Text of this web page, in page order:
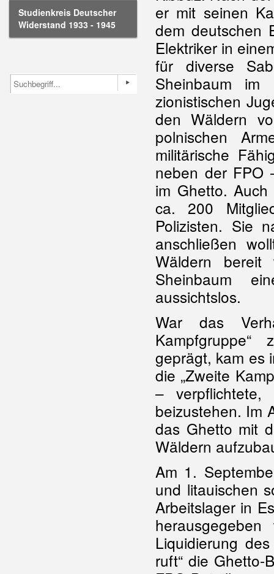
Studienkreis Deutscher
Widerstand 1933 - 1945
er mit seinen
dem deutschen
Elektriker in
für diverse
Sheinbaum
zionistischen
den Wäldern
polnischen
militärische
neben der FPO
im Ghetto. Auch
ca. 200
Polizisten. Sie
anschließen
Wäldern
Sheinbaum
aussichtslos.
War das
geprägt, kam es
die „Zweite
–
beizustehen. Im
das Ghetto mit
Wäldern
Am 1.
und litauischen
Arbeitslager in
Liquidierung
ruft“ die Ghetto-